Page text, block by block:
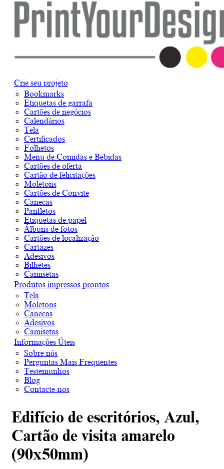
Crie seu projeto
Bookmarks
Etiquetas de garrafa
Cartões de negócios
Calendários
Tela
Certificados
Folhetos
Menu de Comidas e Bebidas
Cartões de oferta
Cartão de felicitações
Moletons
Cartões de Convite
Canecas
Panfletos
Etiquetas de papel
Álbuns de fotos
Cartões de localização
Cartazes
Adesivos
Bilhetes
Camisetas
Produtos impressos prontos
Tela
Moletons
Canecas
Adesivos
Camisetas
Informações Úteis
Sobre nós
Perguntas Mais Frequentes
Testemunhos
Blog
Contacte-nos
Edifício de escritórios, Azul,
Cartão de visita amarelo
(90x50mm)